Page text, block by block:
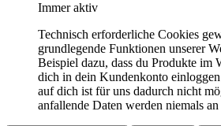
Immer aktiv
Technisch erforderliche Cookies
grundlegende Funktionen unserer
Beispiel dazu, dass du Produkte im
dich in dein Kundenkonto
auf dich ist für uns dadurch nicht
anfallende Daten werden niemals